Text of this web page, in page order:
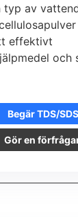
typ av
effektivt
Begär TDS/SDS
Gör en